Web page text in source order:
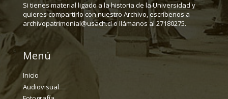
Si tienes material ligado a la historia de la Universidad y
quieres compartirlo con nuestro Archivo, escríbenos a
archivopatrimonial@usach.cl o llámanos al 27180275.
Menú
Inicio
Audiovisual